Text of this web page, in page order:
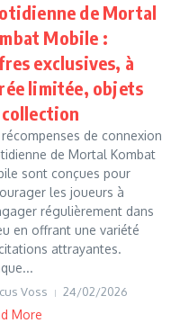
de Mortal
Mobile :
exclusives, à
limitée, objets
récompenses de connexion
de Mortal Kombat
sont conçues pour
les joueurs à
régulièrement dans
en offrant une variété
attrayantes.
Voss 24/02/2026
More